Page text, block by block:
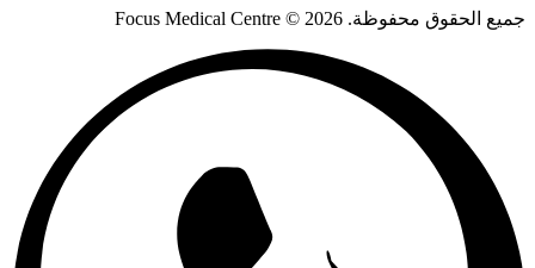
جميع الحقوق محفوظة. 2026 © Focus Medical Centre